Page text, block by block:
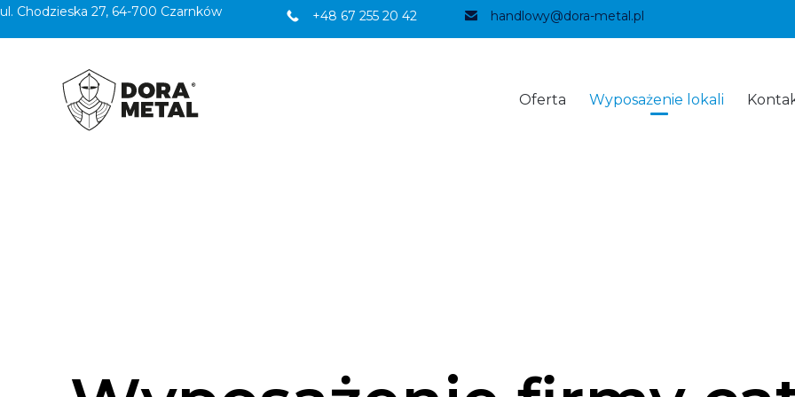
ul. Chodzieska 27, 64-700 Czarnków +48 67 255 20 42 handlowy@dora-metal.pl
Oferta Wyposażenie lokali